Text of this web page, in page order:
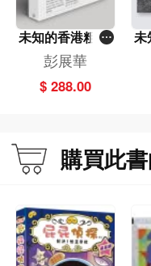
未知的香港粗獷
建築
彭展華
$ 288.00
未
購買此